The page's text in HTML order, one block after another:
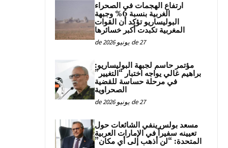
ارتفاع الهجمات في الصحراء
الغربية بنسبة 6% وجبهة
البوليساريو تؤكد أن القوات
المغربية تكبدت أكبر خسائرها
27 de يونيو de 2026
مؤتمر حاسم لجبهة البوليساريو:
براهيم غالي يواجه اختبار “التغيير”
في مرحلة حساسة للقضية
الصحراوية
27 de يونيو de 2026
مسعد بولس ينفي الشائعات حول
تعيينه سفيراً في الإمارات العربية
المتحدة: “لن أذهب إلى أي مكان”